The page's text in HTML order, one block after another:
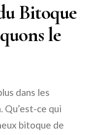
Bitoque
le
dans les
Qu’est-ce qui
bitoque de